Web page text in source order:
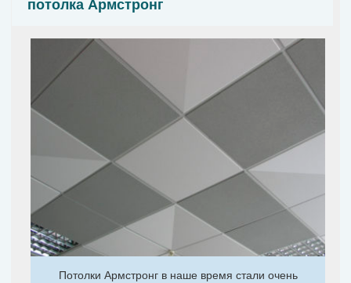
потолка Армстронг
Потолки Армстронг в наше время стали очень